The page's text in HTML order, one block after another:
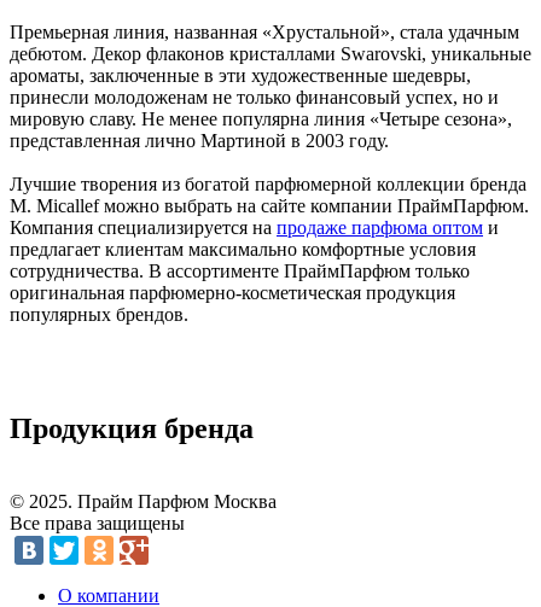
Премьерная линия, названная «Хрустальной», стала удачным
дебютом. Декор флаконов кристаллами Swarovski, уникальные
ароматы, заключенные в эти художественные шедевры,
принесли молодоженам не только финансовый успех, но и
мировую славу. Не менее популярна линия «Четыре сезона»,
представленная лично Мартиной в 2003 году.
Лучшие творения из богатой парфюмерной коллекции бренда
M. Micallef можно выбрать на сайте компании ПраймПарфюм.
Компания специализируется на продаже парфюма оптом и
предлагает клиентам максимально комфортные условия
сотрудничества. В ассортименте ПраймПарфюм только
оригинальная парфюмерно-косметическая продукция
популярных брендов.
Продукция бренда
© 2025. Прайм Парфюм Москва
Все права защищены
О компании